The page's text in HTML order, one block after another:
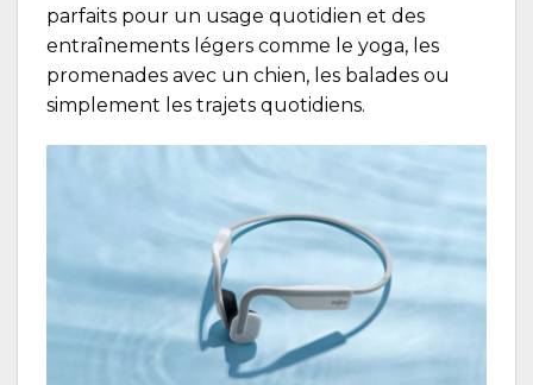
parfaits pour un usage quotidien et des
entraînements légers comme le yoga, les
promenades avec un chien, les balades ou
simplement les trajets quotidiens.